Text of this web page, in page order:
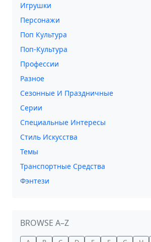
Игрушки
Персонажи
Поп Культура
Поп-Культура
Профессии
Разное
Сезонные И Праздничные
Серии
Специальные Интересы
Стиль Искусства
Темы
Транспортные Средства
Фэнтези
BROWSE A–Z